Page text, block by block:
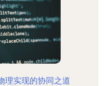
理实现的协同之道